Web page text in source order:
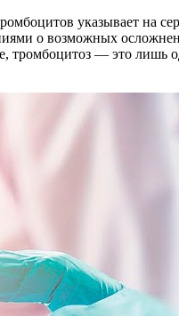
указывает на
о возможных
— это лишь